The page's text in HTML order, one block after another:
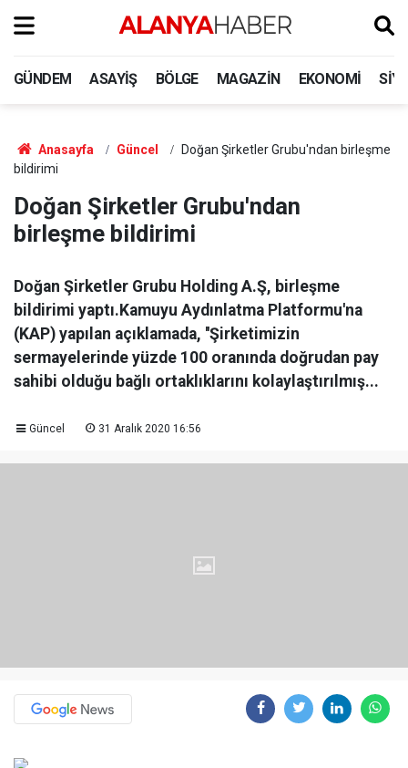
GÜNDEM ASAYIŞ BÖLGE MAGAZIN EKONOMI
Anasayfa Güncel
Doğan Şirketler Grubu'ndan birleşme
bildirimi
Doğan Şirketler Grubu'ndan
birleşme bildirimi
Doğan Şirketler Grubu Holding A.Ş, birleşme
bildirimi yaptı.Kamuyu Aydınlatma Platformu'na
(KAP) yapılan açıklamada, ''Şirketimizin
sermayelerinde yüzde 100 oranında doğrudan pay
sahibi olduğu bağlı ortaklıklarını kolaylaştırılmış...
Güncel 31 Aralık 2020 16:56